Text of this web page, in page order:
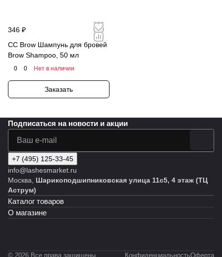
346 ₽
CC Brow Шампунь для бровей
Brow Shampoo, 50 мл
0 0 Нет в наличии
Заказать
Подписаться на новости и акции
+7 (495) 125-33-45
info@lashesmarket.ru
Москва, Шарикоподшипниковская улица 11с5, 4 этаж (ТЦ
Аструм)
Каталог товаров
О магазине
© 2026 Все права защищены. КонфиденциальностьОферта